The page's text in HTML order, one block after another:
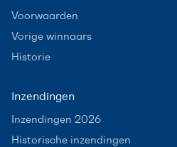
Voorwaarden
Vorige winnaars
Historie
Inzendingen
Inzendingen 2026
Historische inzendingen